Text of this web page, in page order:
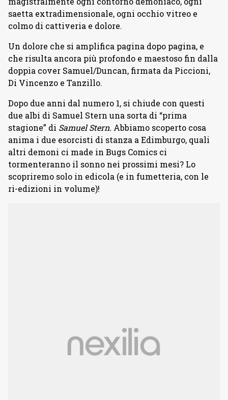
saetta extradimensionale, ogni occhio vitreo e
colmo di cattiveria e dolore.
Un dolore che si amplifica pagina dopo pagina, e
che risulta ancora più profondo e maestoso fin dalla
doppia cover Samuel/Duncan, firmata da Piccioni,
Di Vincenzo e Tanzillo.
Dopo due anni dal numero 1, si chiude con questi
due albi di Samuel Stern una sorta di “prima
stagione” di Samuel Stern. Abbiamo scoperto cosa
anima i due esorcisti di stanza a Edimburgo, quali
altri demoni ci made in Bugs Comics ci
tormenteranno il sonno nei prossimi mesi? Lo
scopriremo solo in edicola (e in fumetteria, con le
ri-edizioni in volume)!